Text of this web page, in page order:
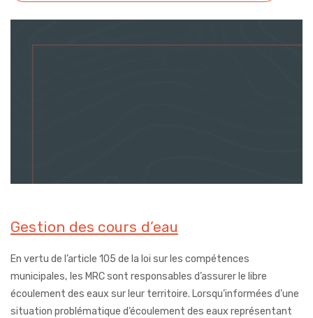
Gestion des cours d’eau
En vertu de l’article 105 de la loi sur les compétences
municipales, les MRC sont responsables d’assurer le libre
écoulement des eaux sur leur territoire. Lorsqu’informées d’une
situation problématique d’écoulement des eaux représentant